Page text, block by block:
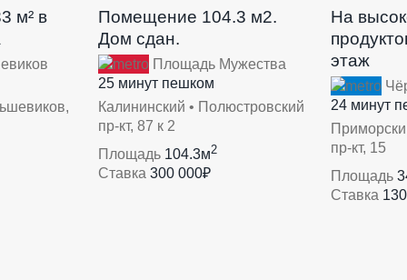
м² в
Помещение 104.3 м2.
Дом сдан.
Площадь Мужества
25 минут пешком
Калининский • Полюстровский
пр-кт, 87 к 2
Площадь 104.3м2
Ставка 300 000₽
На
этаж
24 минут
пр-кт, 15
Площадь
Ставка